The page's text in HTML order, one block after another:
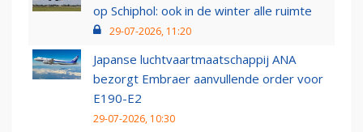
op Schiphol: ook in de winter alle ruimte
29-07-2026, 11:20
Japanse luchtvaartmaatschappij ANA
bezorgt Embraer aanvullende order voor
E190-E2
29-07-2026, 10:30